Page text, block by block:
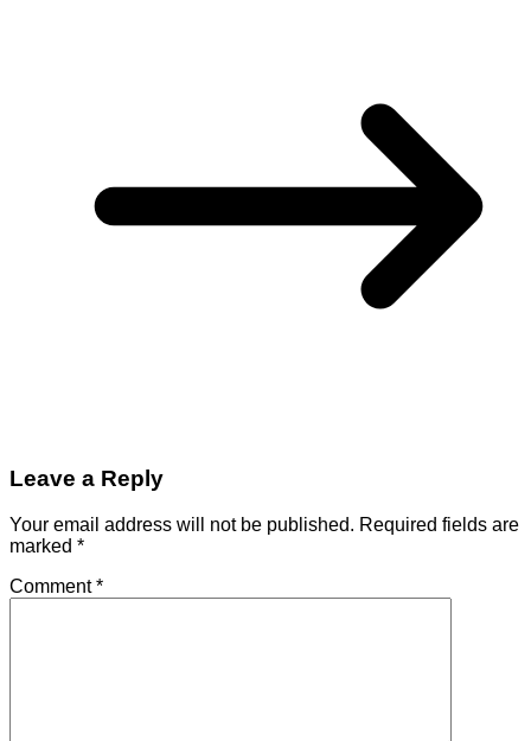
Leave a Reply
Your email address will not be published. Required fields are
marked *
Comment*